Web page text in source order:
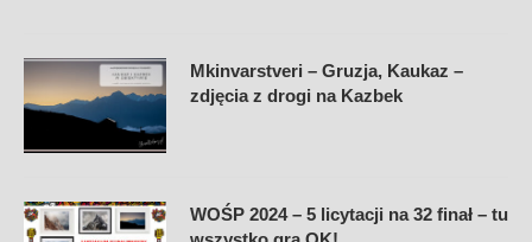
Mkinvarstveri – Gruzja, Kaukaz –
zdjęcia z drogi na Kazbek
WOŚP 2024 – 5 licytacji na 32 finał – tu